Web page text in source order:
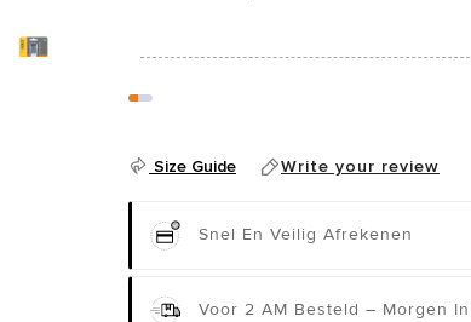
Size Guide Write your review
Snel En Veilig Afrekenen
Voor 2 AM Besteld – Morgen